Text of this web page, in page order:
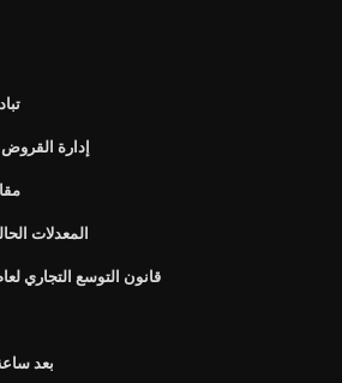
إدارة القروض
المعدلات
قانون التوسع التجاري لعام 1962 قوات الدفاع
بعد